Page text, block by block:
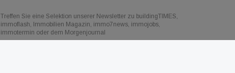
Treffen Sie eine Selektion unserer Newsletter zu buildingTIMES,
immoflash, Immobilien Magazin, immo7news, immojobs,
immotermin oder dem Morgenjournal